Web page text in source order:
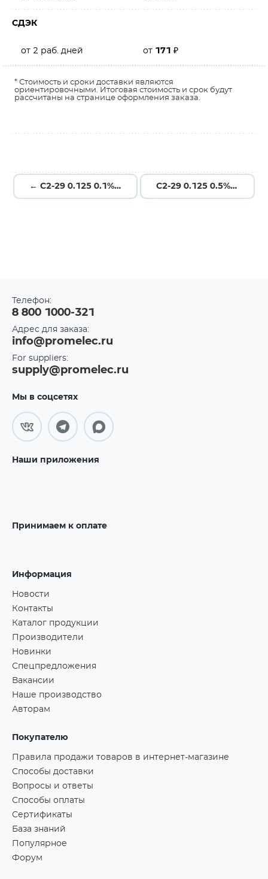
СДЭК
от 2 раб. дней от 171 ₽
* Стоимость и сроки доставки являются
ориентировочными. Итоговая стоимость и срок будут
рассчитаны на странице оформления заказа.
← С2-29 0.125 0.1% 2.67К С2-29 0.125 0.5% 1.3 →
Телефон:
8 800 1000-321
Адрес для заказа:
info@promelec.ru
For suppliers:
supply@promelec.ru
Мы в соцсетях
Наши приложения
Принимаем к оплате
Информация
Новости
Контакты
Каталог продукции
Производители
Новинки
Спецпредложения
Вакансии
Наше производство
Авторам
Покупателю
Правила продажи товаров в интернет-магазине
Способы доставки
Вопросы и ответы
Способы оплаты
Сертификаты
База знаний
Популярное
Форум